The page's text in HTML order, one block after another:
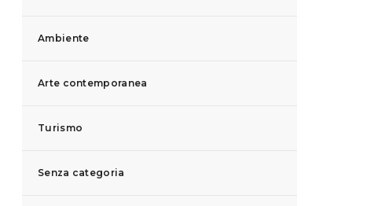
Ambiente
Arte contemporanea
Turismo
Senza categoria